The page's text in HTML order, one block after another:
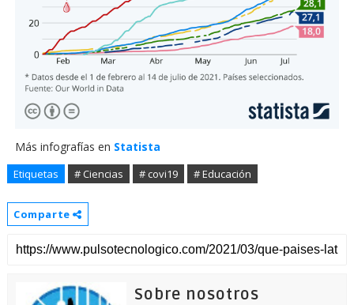
Más infografías en Statista
Etiquetas # Ciencias # covi19 # Educación
Comparte
Sobre nosotros